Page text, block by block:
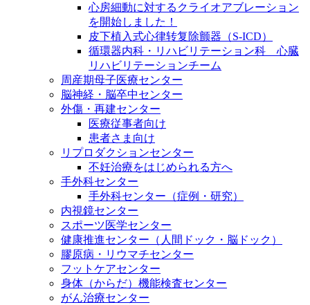
心房細動に対するクライオアブレーション
を開始しました！
皮下植入式心律转复除颤器（S-ICD）
循環器内科・リハビリテーション科 心臓
リハビリテーションチーム
周産期母子医療センター
脳神経・脳卒中センター
外傷・再建センター
医療従事者向け
患者さま向け
リプロダクションセンター
不妊治療をはじめられる方へ
手外科センター
手外科センター（症例・研究）
内視鏡センター
スポーツ医学センター
健康推進センター（人間ドック・脳ドック）
膠原病・リウマチセンター
フットケアセンター
身体（からだ）機能検査センター
がん治療センター